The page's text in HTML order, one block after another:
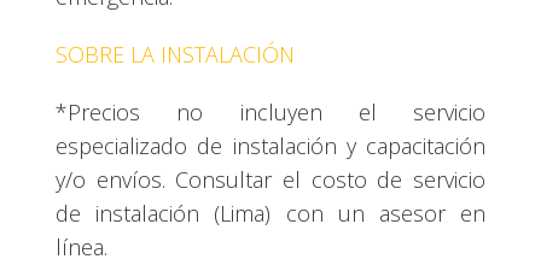
SOBRE LA INSTALACIÓN
*Precios no incluyen el servicio
especializado de instalación y capacitación
y/o envíos. Consultar el costo de servicio
de instalación (Lima) con un asesor en
línea.